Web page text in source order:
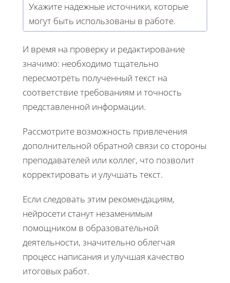
Укажите надежные источники, которые
могут быть использованы в работе.
И время на проверку и редактирование
значимо: необходимо тщательно
пересмотреть полученный текст на
соответствие требованиям и точность
представленной информации.
Рассмотрите возможность привлечения
дополнительной обратной связи со стороны
преподавателей или коллег, что позволит
корректировать и улучшать текст.
Если следовать этим рекомендациям,
нейросети станут незаменимым
помощником в образовательной
деятельности, значительно облегчая
процесс написания и улучшая качество
итоговых работ.